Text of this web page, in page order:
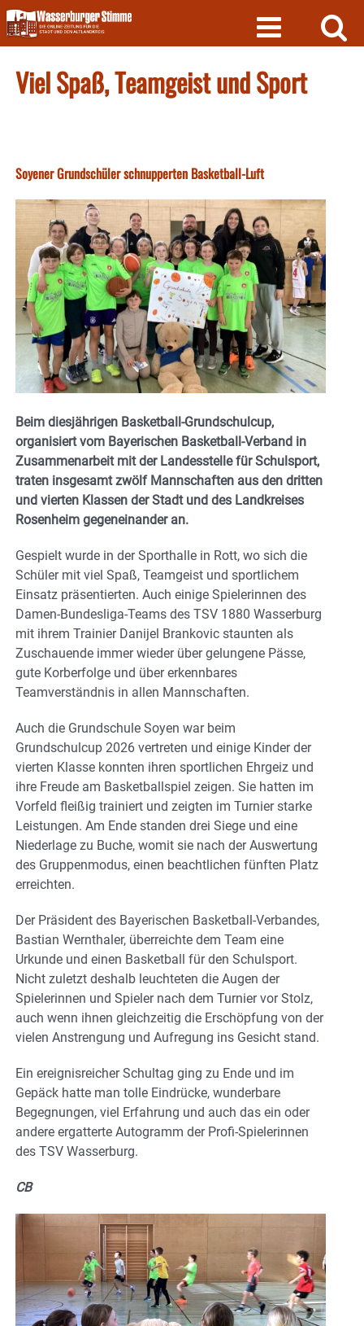
Skip
to
content
Viel Spaß, Teamgeist und Sport
Soyener Grundschüler schnupperten Basketball-Luft
Beim diesjährigen Basketball-Grundschulcup,
organisiert vom Bayerischen Basketball-Verband in
Zusammenarbeit mit der Landesstelle für Schulsport,
traten insgesamt zwölf Mannschaften aus den dritten
und vierten Klassen der Stadt und des Landkreises
Rosenheim gegeneinander an.
Gespielt wurde in der Sporthalle in Rott, wo sich die
Schüler mit viel Spaß, Teamgeist und sportlichem
Einsatz präsentierten. Auch einige Spielerinnen des
Damen-Bundesliga-Teams des TSV 1880 Wasserburg
mit ihrem Trainier Danijel Brankovic staunten als
Zuschauende immer wieder über gelungene Pässe,
gute Korberfolge und über erkennbares
Teamverständnis in allen Mannschaften.
Auch die Grundschule Soyen war beim
Grundschulcup 2026 vertreten und einige Kinder der
vierten Klasse konnten ihren sportlichen Ehrgeiz und
ihre Freude am Basketballspiel zeigen. Sie hatten im
Vorfeld fleißig trainiert und zeigten im Turnier starke
Leistungen. Am Ende standen drei Siege und eine
Niederlage zu Buche, womit sie nach der Auswertung
des Gruppenmodus, einen beachtlichen fünften Platz
erreichten.
Der Präsident des Bayerischen Basketball-Verbandes,
Bastian Wernthaler, überreichte dem Team eine
Urkunde und einen Basketball für den Schulsport.
Nicht zuletzt deshalb leuchteten die Augen der
Spielerinnen und Spieler nach dem Turnier vor Stolz,
auch wenn ihnen gleichzeitig die Erschöpfung von der
vielen Anstrengung und Aufregung ins Gesicht stand.
Ein ereignisreicher Schultag ging zu Ende und im
Gepäck hatte man tolle Eindrücke, wunderbare
Begegnungen, viel Erfahrung und auch das ein oder
andere ergatterte Autogramm der Profi-Spielerinnen
des TSV Wasserburg.
CB